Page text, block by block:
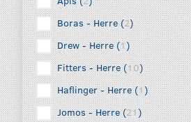
Boras - Herre(2)
Drew - Herre(1)
Fitters - Herre(10)
Haflinger - Herre(1)
Jomos - Herre(21)